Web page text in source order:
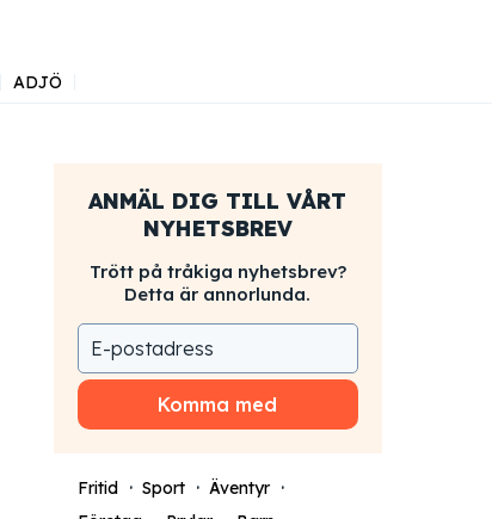
ADJÖ
ANMÄL DIG TILL VÅRT
NYHETSBREV
Trött på tråkiga nyhetsbrev?
Detta är annorlunda.
Komma med
Fritid Sport
Äventyr